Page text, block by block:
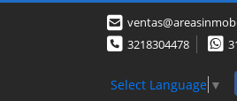
3218304478
Select Language ▼